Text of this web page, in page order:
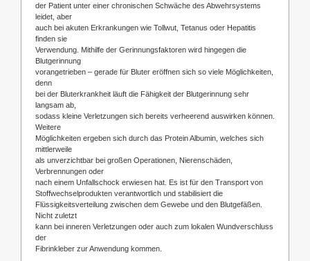
der Patient unter einer chronischen Schwäche des Abwehrsystems
leidet, aber
auch bei akuten Erkrankungen wie Tollwut, Tetanus oder Hepatitis
finden sie
Verwendung. Mithilfe der Gerinnungsfaktoren wird hingegen die
Blutgerinnung
vorangetrieben – gerade für Bluter eröffnen sich so viele Möglichkeiten,
denn
bei der Bluterkrankheit läuft die Fähigkeit der Blutgerinnung sehr
langsam ab,
sodass kleine Verletzungen sich bereits verheerend auswirken können.
Weitere
Möglichkeiten ergeben sich durch das Protein Albumin, welches sich
mittlerweile
als unverzichtbar bei großen Operationen, Nierenschäden,
Verbrennungen oder
nach einem Unfallschock erwiesen hat. Es ist für den Transport von
Stoffwechselprodukten verantwortlich und stabilisiert die
Flüssigkeitsverteilung zwischen dem Gewebe und den Blutgefäßen.
Nicht zuletzt
kann bei inneren Verletzungen oder auch zum lokalen Wundverschluss
der
Fibrinkleber zur Anwendung kommen.